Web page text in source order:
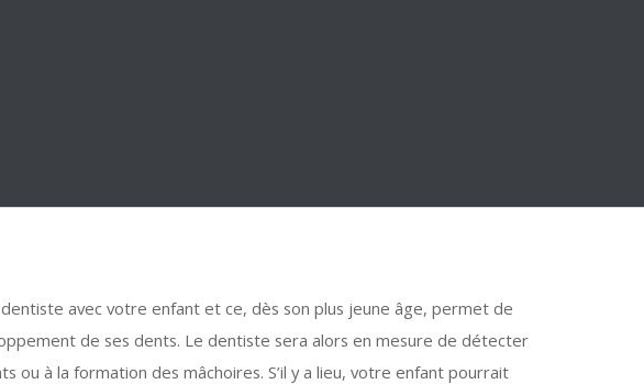
avec votre enfant et ce, dès son plus jeune âge, permet de
de ses dents. Le dentiste sera alors en mesure de détecter
ou à la formation des mâchoires. S’il y a lieu, votre enfant pourrait